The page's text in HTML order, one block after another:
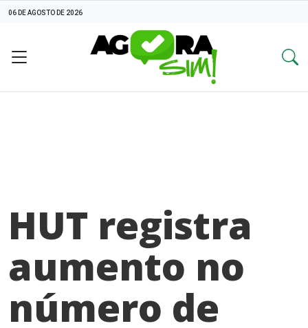
06 DE AGOSTO DE 2026
HUT registra
aumento no
número de